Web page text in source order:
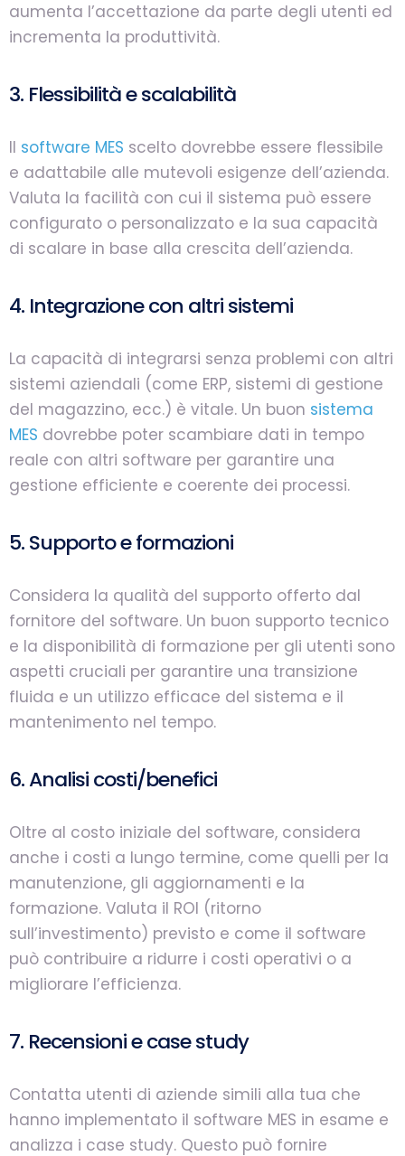
aumenta l’accettazione da parte degli utenti ed
incrementa la produttività.
3. Flessibilità e scalabilità
Il software MES scelto dovrebbe essere flessibile
e adattabile alle mutevoli esigenze dell’azienda.
Valuta la facilità con cui il sistema può essere
configurato o personalizzato e la sua capacità
di scalare in base alla crescita dell’azienda.
4. Integrazione con altri sistemi
La capacità di integrarsi senza problemi con altri
sistemi aziendali (come ERP, sistemi di gestione
del magazzino, ecc.) è vitale. Un buon sistema
MES dovrebbe poter scambiare dati in tempo
reale con altri software per garantire una
gestione efficiente e coerente dei processi.
5. Supporto e formazioni
Considera la qualità del supporto offerto dal
fornitore del software. Un buon supporto tecnico
e la disponibilità di formazione per gli utenti sono
aspetti cruciali per garantire una transizione
fluida e un utilizzo efficace del sistema e il
mantenimento nel tempo.
6. Analisi costi/benefici
Oltre al costo iniziale del software, considera
anche i costi a lungo termine, come quelli per la
manutenzione, gli aggiornamenti e la
formazione. Valuta il ROI (ritorno
sull’investimento) previsto e come il software
può contribuire a ridurre i costi operativi o a
migliorare l’efficienza.
7. Recensioni e case study
Contatta utenti di aziende simili alla tua che
hanno implementato il software MES in esame e
analizza i case study. Questo può fornire